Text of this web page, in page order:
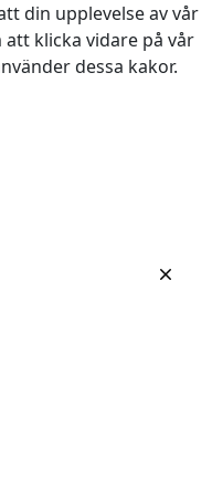
din upplevelse av vår
klicka vidare på vår
dessa kakor.